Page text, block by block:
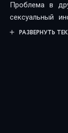
Проблема в
сексуальный
него, то
РАЗВЕРНУТЬ